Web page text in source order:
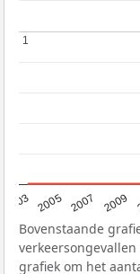
2003 2005 2007 2009
1
1
Bovenstaande
grafiek om het